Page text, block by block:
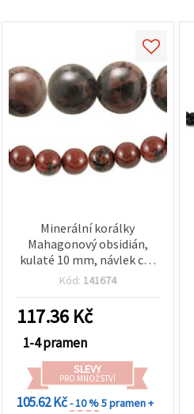
Minerální korálky
Mahagonový obsidián,
kulaté 10 mm, návlek cca
38 ks
Kód: 141674
117.36 Kč
1-4 pramen
SLEVY
PRO MNOŽSTVÍ
105.62 Kč- 10 %5 pramen +